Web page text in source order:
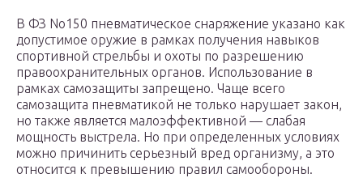
В ФЗ No150 пневматическое снаряжение указано как
допустимое оружие в рамках получения навыков
спортивной стрельбы и охоты по разрешению
правоохранительных органов. Использование в
рамках самозащиты запрещено. Чаще всего
самозащита пневматикой не только нарушает закон,
но также является малоэффективной — слабая
мощность выстрела. Но при определенных условиях
можно причинить серьезный вред организму, а это
относится к превышению правил самообороны.